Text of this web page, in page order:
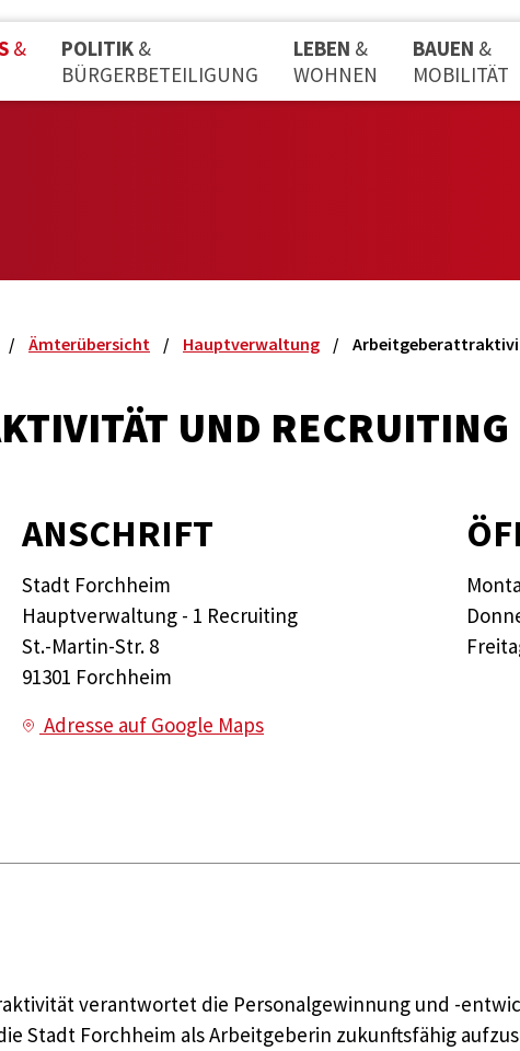
&
POLITIK &
BÜRGERBETEILIGUNG
LEBEN &
WOHNEN
BAUEN &
MOBILITÄT
Ämterübersicht Hauptverwaltung
UND RECRUITING
ANSCHRIFT
Stadt Forchheim
Hauptverwaltung - 1 Recruiting
St.-Martin-Str. 8
91301 Forchheim
Adresse auf Google Maps
verantwortet die Personalgewinnung und -
Stadt Forchheim als Arbeitgeberin zukunftsfähig